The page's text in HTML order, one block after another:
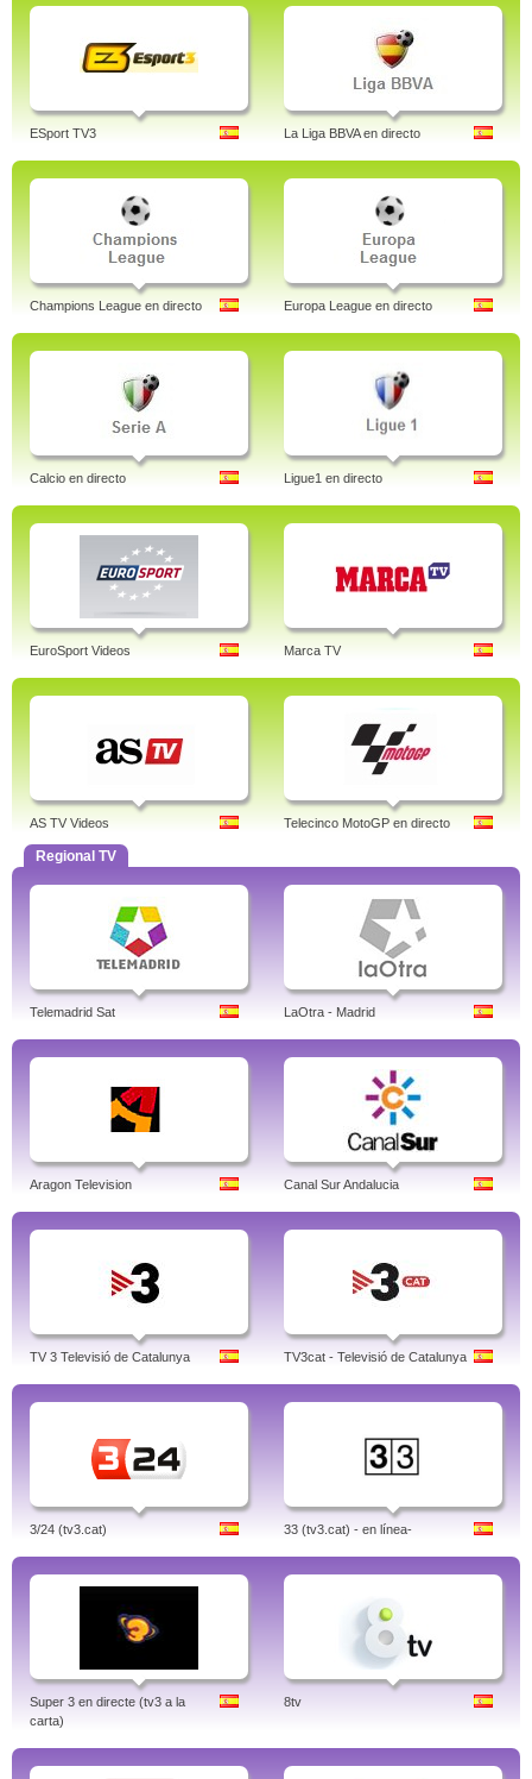
ESport TV3 La Liga BBVA en directo
Champions League en directo Europa League en directo
Calcio en directo Ligue1 en directo
EuroSport Videos Marca TV
AS TV Videos Telecinco MotoGP en directo
Regional TV
Telemadrid Sat LaOtra - Madrid
Aragon Television Canal Sur Andalucia
TV 3 Televisió de Catalunya TV3cat - Televisió de Catalunya
3/24 (tv3.cat) 33 (tv3.cat) - en línea-
Super 3 en directe (tv3 a la
carta)
8tv